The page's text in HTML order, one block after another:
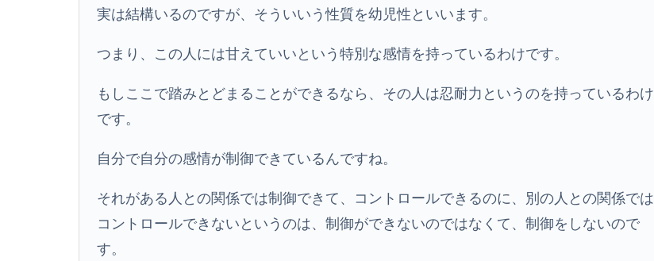
実は結構いるのですが、そういいう性質を幼児性といいます。
つまり、この人には甘えていいという特別な感情を持っているわけです。
もしここで踏みとどまることができるなら、その人は忍耐力というのを持っているわけ
です。
自分で自分の感情が制御できているんですね。
それがある人との関係では制御できて、コントロールできるのに、別の人との関係では
コントロールできないというのは、制御ができないのではなくて、制御をしないので
す。